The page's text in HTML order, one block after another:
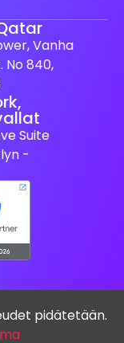
Vanha
No 840,
Suite
-
pidätetään.